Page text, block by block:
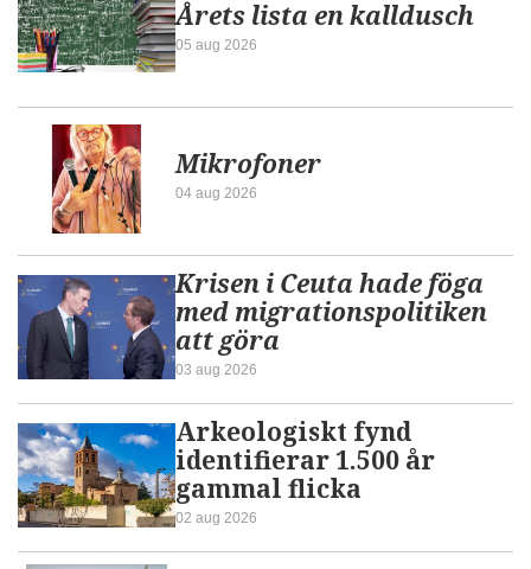
Årets lista en kalldusch
05 aug 2026
Mikrofoner
04 aug 2026
Krisen i Ceuta hade föga
med migrationspolitiken
att göra
03 aug 2026
Arkeologiskt fynd
identifierar 1.500 år
gammal flicka
02 aug 2026